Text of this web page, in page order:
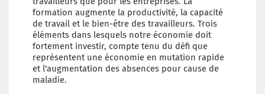
formation augmente la productivité, la capacité
de travail et le bien-être des travailleurs. Trois
éléments dans lesquels notre économie doit
fortement investir, compte tenu du défi que
représentent une économie en mutation rapide
et l'augmentation des absences pour cause de
maladie.